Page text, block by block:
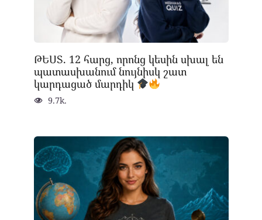
ԹԵՍՏ. 12 հարց, որոնց կեսին սխալ են
պատասխանում նույնիսկ շատ
կարդացած մարդիկ
9.7k.